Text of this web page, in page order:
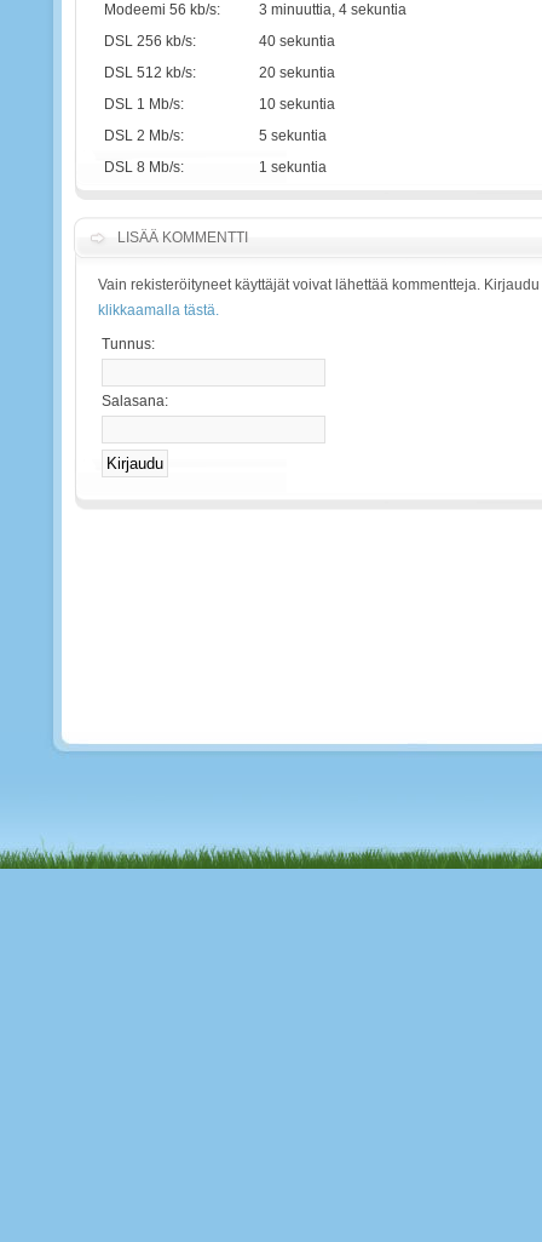
Modeemi 56 kb/s:
3 minuuttia, 4 sekuntia
DSL 256 kb/s:
40 sekuntia
DSL 512 kb/s:
20 sekuntia
DSL 1 Mb/s:
10 sekuntia
DSL 2 Mb/s:
5 sekuntia
DSL 8 Mb/s:
1 sekuntia
LISÄÄ KOMMENTTI
Vain rekisteröityneet käyttäjät voivat lähettää kommentteja.
klikkaamalla tästä.
Tunnus:
Salasana: